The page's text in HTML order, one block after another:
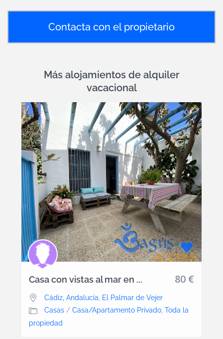
Contacta con el propietario
Más alojamientos de alquiler
vacacional
80 €
Casa con vistas al mar en ...
Cádiz, Andalucía
El Palmar de Vejer
Casas / Casa/Apartamento Privado, Toda la
propiedad